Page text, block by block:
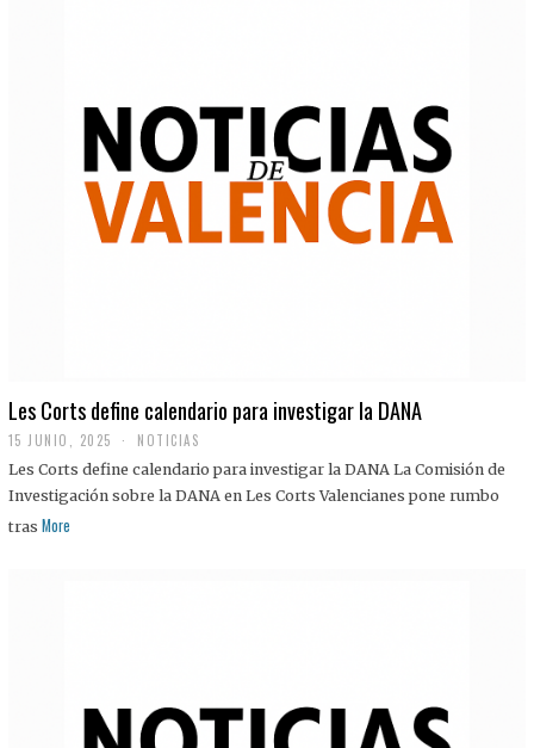
Les Corts define calendario para investigar la DANA
15 JUNIO, 2025 NOTICIAS
Les Corts define calendario para investigar la DANA La Comisión de
Investigación sobre la DANA en Les Corts Valencianes pone rumbo
tras More